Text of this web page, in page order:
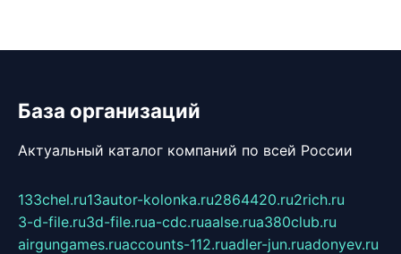
База организаций
Актуальный каталог компаний по всей России
133chel.ru13autor-kolonka.ru2864420.ru2rich.ru
3-d-file.ru3d-file.rua-cdc.ruaalse.rua380club.ru
airgungames.ruaccounts-112.ruadler-jun.ruadonyev.ru